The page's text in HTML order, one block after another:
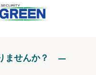
ませんか？